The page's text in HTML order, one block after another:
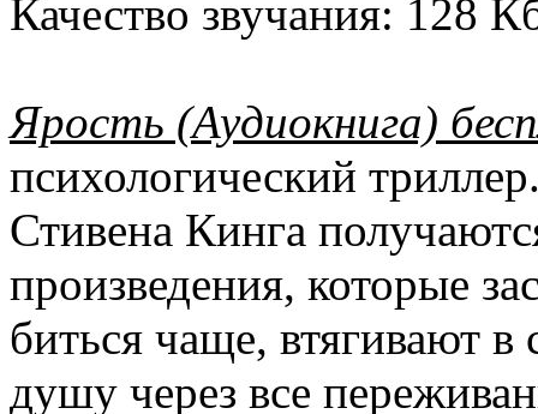
Качество звучания: 128
Ярость (Аудиокнига)
психологический
Стивена Кинга
произведения, которые
биться чаще, втягивают
душу через все